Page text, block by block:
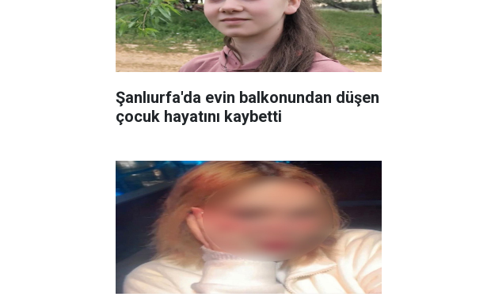
Şanlıurfa'da evin balkonundan düşen
çocuk hayatını kaybetti